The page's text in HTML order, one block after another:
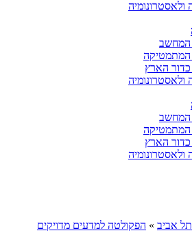
ולאסטרונומיה
המחשב
המתמטיקה
הארץ
ולאסטרונומיה
המחשב
המתמטיקה
הארץ
ולאסטרונומיה
אביב » הפקולטה למדעים מדויקים